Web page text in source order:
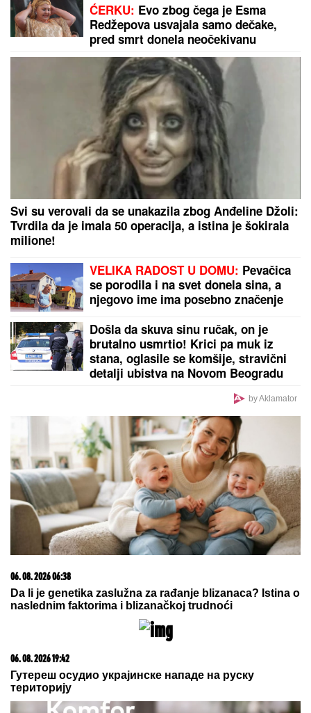
ĆERKU: Evo zbog čega je Esma
Redžepova usvajala samo dečake,
pred smrt donela neočekivanu
odluku
Svi su verovali da se unakazila zbog Anđeline Džoli:
Tvrdila da je imala 50 operacija, a istina je šokirala
milione!
VELIKA RADOST U DOMU: Pevačica
se porodila i na svet donela sina, a
njegovo ime ima posebno značenje
Došla da skuva sinu ručak, on je
brutalno usmrtio! Krici pa muk iz
stana, oglasile se komšije, stravični
detalji ubistva na Novom Beogradu
by Aklamator
06. 08. 2026 06:38
Da li je genetika zaslužna za rađanje blizanaca? Istina o
naslednim faktorima i blizanačkoj trudnoći
06. 08. 2026 19:42
Гутереш осудио украјинске нападе на руску
територију